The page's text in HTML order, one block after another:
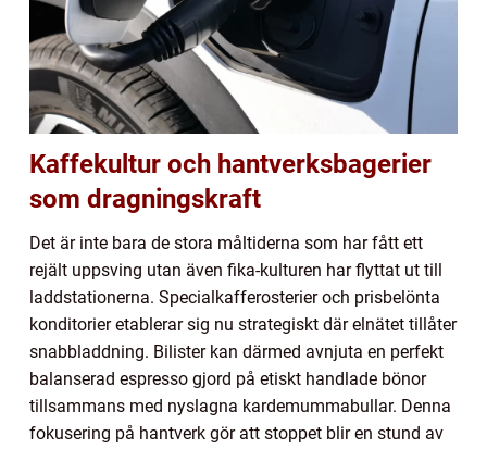
Kaffekultur och hantverksbagerier
som dragningskraft
Det är inte bara de stora måltiderna som har fått ett
rejält uppsving utan även fika-kulturen har flyttat ut till
laddstationerna. Specialkafferosterier och prisbelönta
konditorier etablerar sig nu strategiskt där elnätet tillåter
snabbladdning. Bilister kan därmed avnjuta en perfekt
balanserad espresso gjord på etiskt handlade bönor
tillsammans med nyslagna kardemummabullar. Denna
fokusering på hantverk gör att stoppet blir en stund av